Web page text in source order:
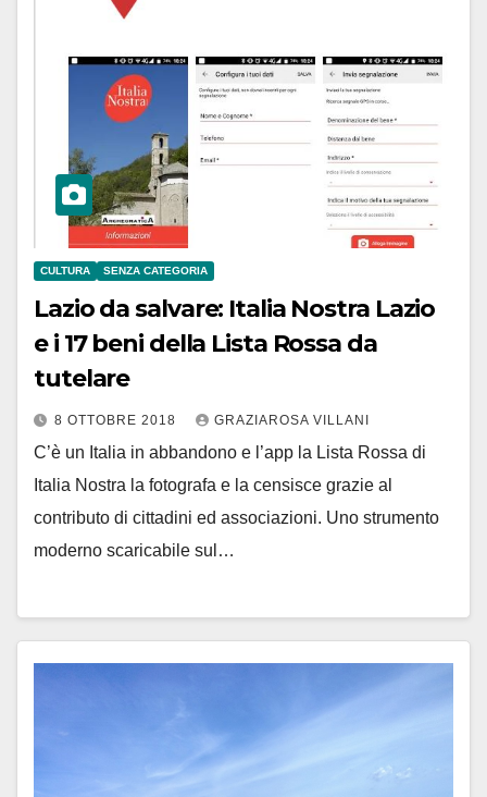
CULTURA SENZA CATEGORIA
Lazio da salvare: Italia Nostra Lazio
e i 17 beni della Lista Rossa da
tutelare
8 OTTOBRE 2018 GRAZIAROSA VILLANI
C’è un Italia in abbandono e l’app la Lista Rossa di
Italia Nostra la fotografa e la censisce grazie al
contributo di cittadini ed associazioni. Uno strumento
moderno scaricabile sul…